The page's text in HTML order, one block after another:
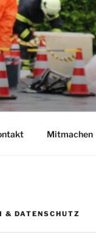
Mitmachen
& DATENSCHUTZ